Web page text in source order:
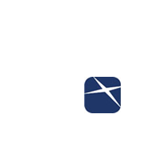
According
form is
24 months